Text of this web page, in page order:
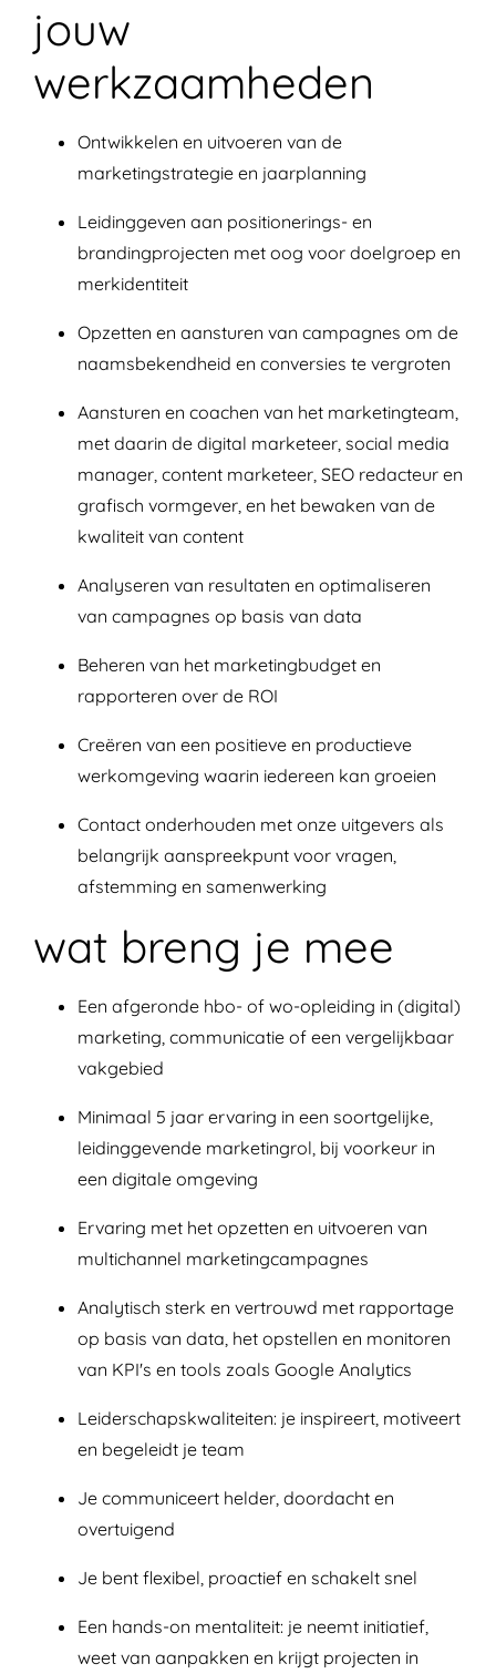
jouw
werkzaamheden
Ontwikkelen en uitvoeren van de
marketingstrategie en jaarplanning
Leidinggeven aan positionerings- en
brandingprojecten met oog voor doelgroep en
merkidentiteit
Opzetten en aansturen van campagnes om de
naamsbekendheid en conversies te vergroten
Aansturen en coachen van het marketingteam,
met daarin de digital marketeer, social media
manager, content marketeer, SEO redacteur en
grafisch vormgever, en het bewaken van de
kwaliteit van content
Analyseren van resultaten en optimaliseren
van campagnes op basis van data
Beheren van het marketingbudget en
rapporteren over de ROI
Creëren van een positieve en productieve
werkomgeving waarin iedereen kan groeien
Contact onderhouden met onze uitgevers als
belangrijk aanspreekpunt voor vragen,
afstemming en samenwerking
wat breng je mee
Een afgeronde hbo- of wo-opleiding in (digital)
marketing, communicatie of een vergelijkbaar
vakgebied
Minimaal 5 jaar ervaring in een soortgelijke,
leidinggevende marketingrol, bij voorkeur in
een digitale omgeving
Ervaring met het opzetten en uitvoeren van
multichannel marketingcampagnes
Analytisch sterk en vertrouwd met rapportage
op basis van data, het opstellen en monitoren
van KPI's en tools zoals Google Analytics
Leiderschapskwaliteiten: je inspireert, motiveert
en begeleidt je team
Je communiceert helder, doordacht en
overtuigend
Je bent flexibel, proactief en schakelt snel
Een hands-on mentaliteit: je neemt initiatief,
weet van aanpakken en krijgt projecten in